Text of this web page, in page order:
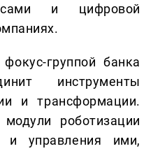
и цифровой
группой банка
инструменты
и трансформации.
роботизации
и управления ими,